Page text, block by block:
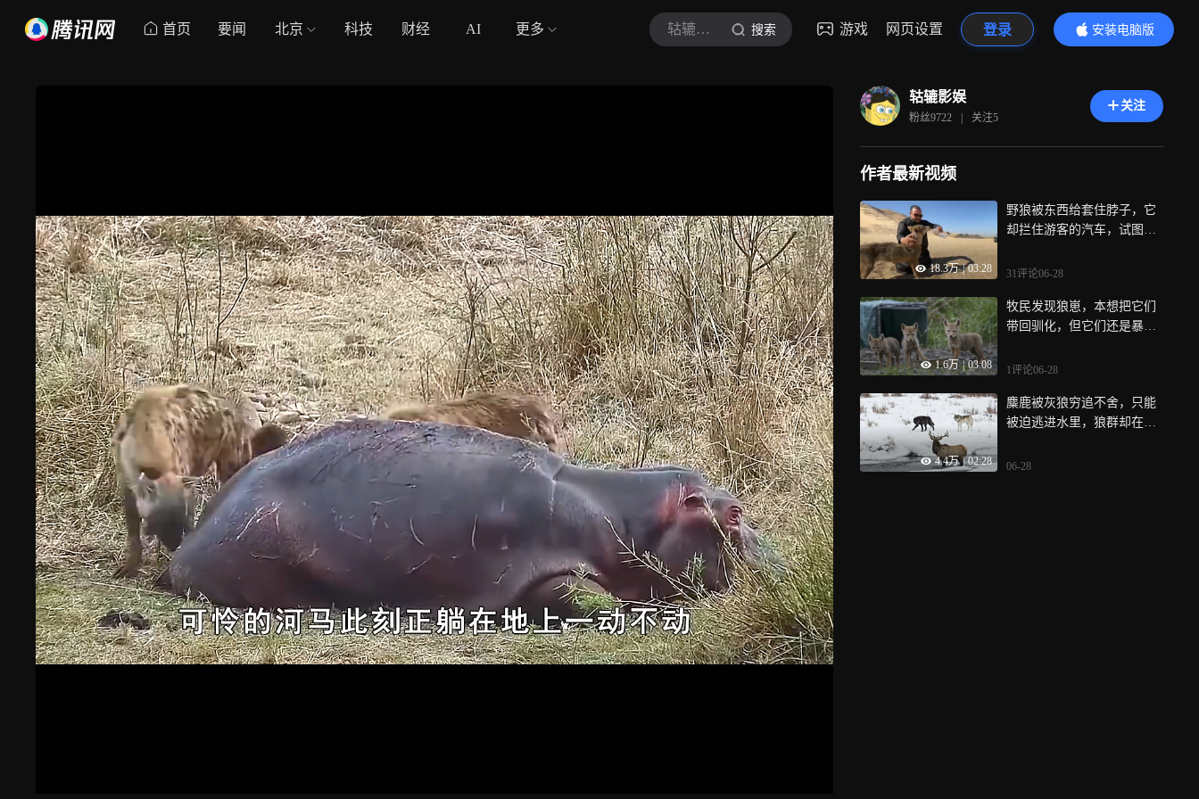
首页 要闻 北京 科技 财经 AI 更多 轱辘影娱 搜索 游戏 网页设置 登录
安装电脑版
内容更精彩
轱辘影娱
粉丝9722 | 关注5
关注
作者最新视频
18.3万 | 03:28
野狼被东西给套住脖子，它
却拦住游客的汽车，试图让
31评论06-28
1.6万 | 03:08
牧民发现狼崽，本想把它们
带回驯化，但它们还是暴露
1评论06-28
4.4万 | 02:28
麋鹿被灰狼穷追不舍，只能
被迫逃进水里，狼群却在周
06-28